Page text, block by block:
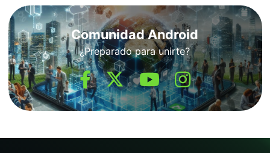
Comunidad Android
¿Preparado para unirte?